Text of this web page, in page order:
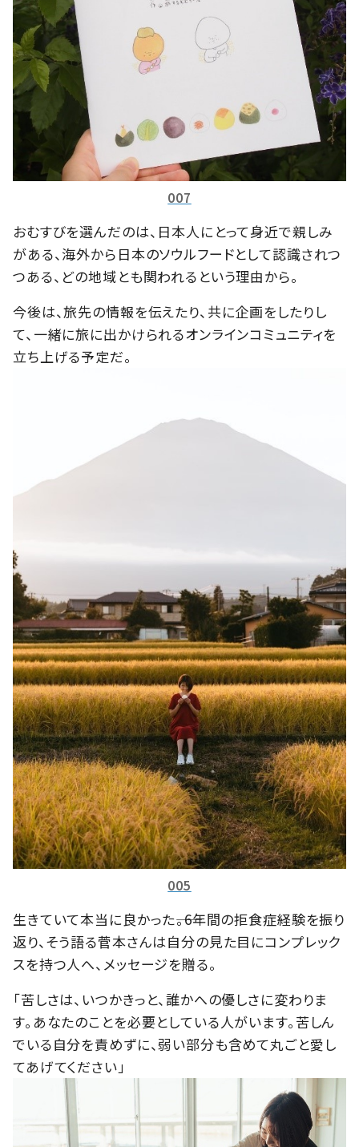
007
おむすびを選んだのは、日本人にとって身近で親しみ
がある、海外から日本のソウルフードとして認識されつ
つある、どの地域とも関われるという理由から。
今後は、旅先の情報を伝えたり、共に企画をしたりし
て、一緒に旅に出かけられるオンラインコミュニティを
立ち上げる予定だ。
005
生きていて本当に良かった――。6年間の拒食症経験を振り
返り、そう語る菅本さんは自分の見た目にコンプレック
スを持つ人へ、メッセージを贈る。
「苦しさは、いつかきっと、誰かへの優しさに変わりま
す。あなたのことを必要としている人がいます。苦しん
でいる自分を責めずに、弱い部分も含めて丸ごと愛し
てあげてください」